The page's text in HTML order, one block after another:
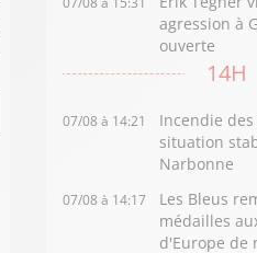
agression à
ouverte
14H
07/08 à 14:21
Incendie
situation
Narbonne
07/08 à 14:17
Les Bleus
médailles
d'Europe de